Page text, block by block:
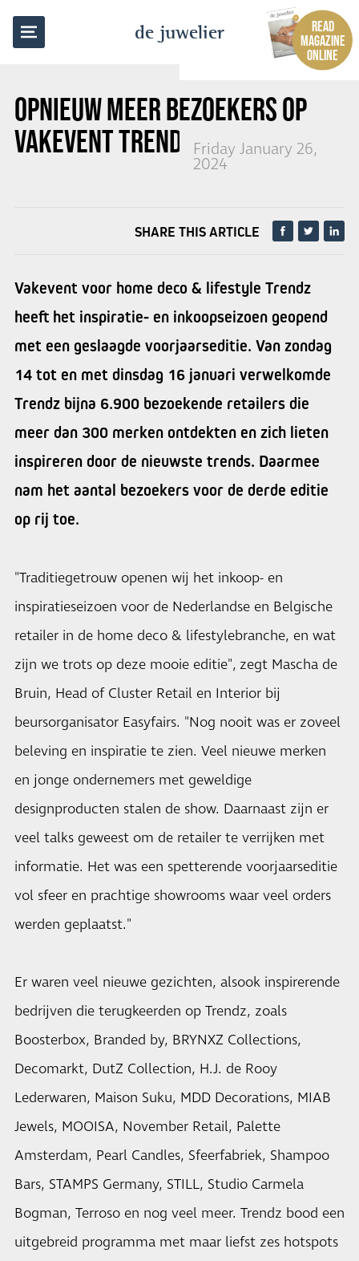
de juwelier
READ
MAGAZINE
ONLINE
OPNIEUW MEER BEZOEKERS OP
VAKEVENTTRENDZ Friday January 26,
2024
BACK TO OVERVIEW
SHARE THIS ARTICLE
Vakevent voor home deco & lifestyle Trendz
heeft het inspiratie- en inkoopseizoen geopend
met een geslaagde voorjaarseditie. Van zondag
14 tot en met dinsdag 16 januari verwelkomde
Trendz bijna 6.900 bezoekende retailers die
meer dan 300 merken ontdekten en zich lieten
inspireren door de nieuwste trends. Daarmee
nam het aantal bezoekers voor de derde editie
op rij toe.
"Traditiegetrouw openen wij het inkoop- en
inspiratieseizoen voor de Nederlandse en Belgische
retailer in de home deco & lifestylebranche, en wat
zijn we trots op deze mooie editie", zegt Mascha de
Bruin, Head of Cluster Retail en Interior bij
beursorganisator Easyfairs. "Nog nooit was er zoveel
beleving en inspiratie te zien. Veel nieuwe merken
en jonge ondernemers met geweldige
designproducten stalen de show. Daarnaast zijn er
veel talks geweest om de retailer te verrijken met
informatie. Het was een spetterende voorjaarseditie
vol sfeer en prachtige showrooms waar veel orders
werden geplaatst."
Er waren veel nieuwe gezichten, alsook inspirerende
bedrijven die terugkeerden op Trendz, zoals
Boosterbox, Branded by, BRYNXZ Collections,
Decomarkt, DutZ Collection, H.J. de Rooy
Lederwaren, Maison Suku, MDD Decorations, MIAB
Jewels, MOOISA, November Retail, Palette
Amsterdam, Pearl Candles, Sfeerfabriek, Shampoo
Bars, STAMPS Germany, STILL, Studio Carmela
Bogman, Terroso en nog veel meer. Trendz bood een
uitgebreid programma met maar liefst zes hotspots